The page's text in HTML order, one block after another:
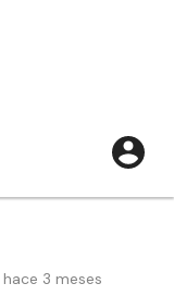
3 meses